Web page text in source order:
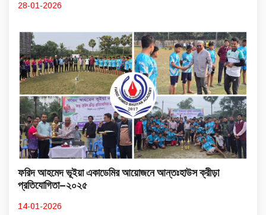
28-01-2026
ফরিদ আহমেদ ভূইয়া একাডেমির আয়োজনে আন্তঃহাউস ক্রীড়া
প্রতিযোগিতা–২০২৫
14-01-2026